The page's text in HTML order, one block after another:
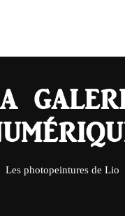
Les photopeintures de Lio